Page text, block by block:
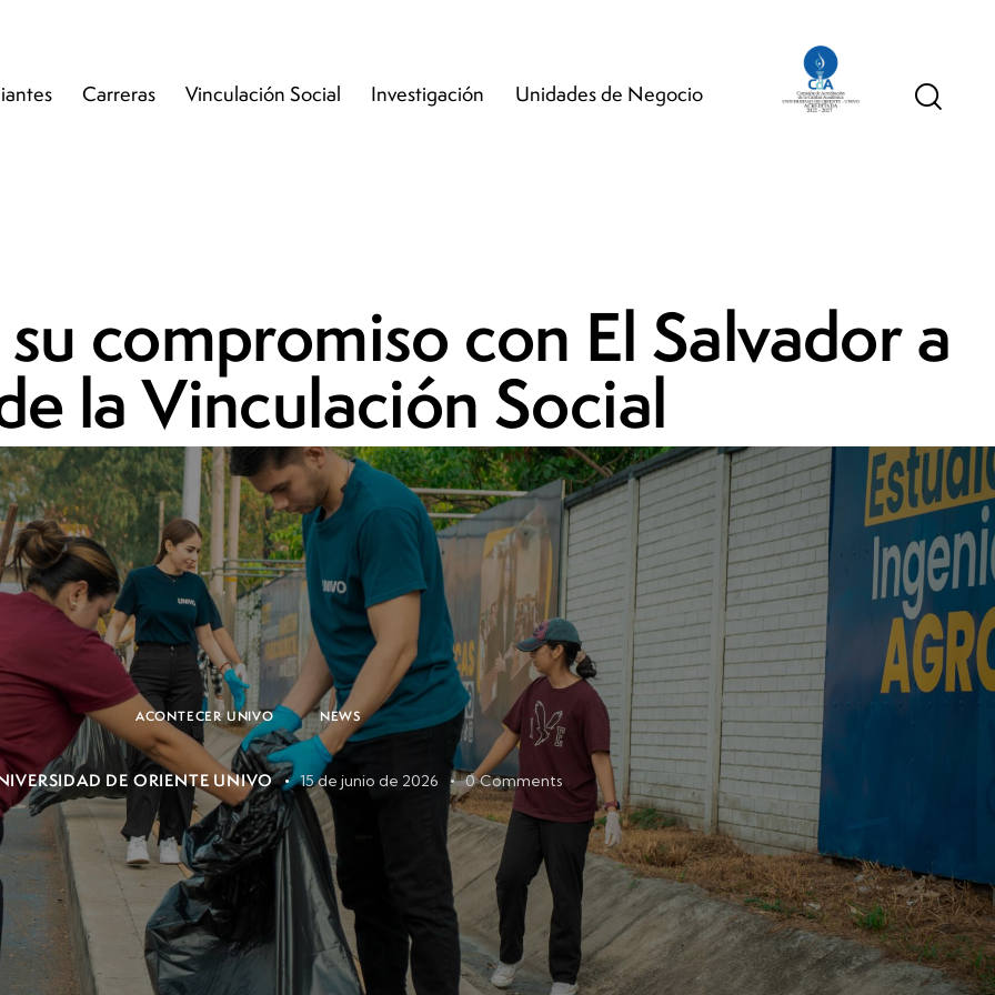
Carreras Vinculación Social Investigación Unidades de Negocio
compromiso con El Salvador a
la Vinculación Social
ACONTECER UNIVO NEWS
DE ORIENTE UNIVO 15 de junio de 2026 0 Comments